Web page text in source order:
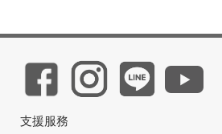
支援服務